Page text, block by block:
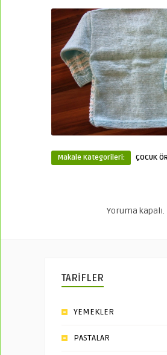
Makale Kategorileri: ÇOCUK
Yoruma kapalı.
TARİFLER
YEMEKLER
PASTALAR